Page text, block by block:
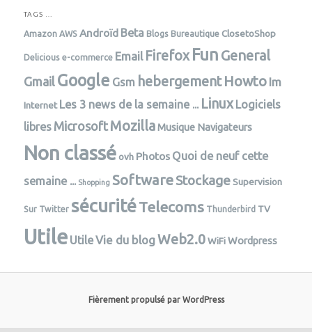
TAGS …
Amazon AWS Androïd Beta Blogs Bureautique ClosetoShop
Delicious e-commerce Email Firefox Fun General
Gmail Google Gsm hebergement Howto Im
Internet Les 3 news de la semaine ... Linux Logiciels
libres MicrosoftMozillaMusique Navigateurs
Non classé ovh Photos Quoi de neuf cette
semaine ... Shopping SoftwareStockageSupervision
Sur Twitter sécuritéTelecoms Thunderbird TV
Utile UtileVie du blogWeb2.0WiFiWordpress
Fièrement propulsé par WordPress